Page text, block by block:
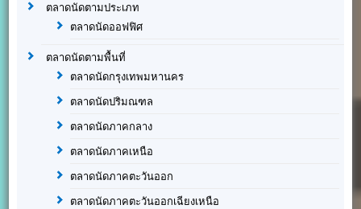
ตลาดนัดตามประเภท
ตลาดนัดออฟฟิศ
ตลาดนัดตามพื้นที่
ตลาดนัดกรุงเทพมหานคร
ตลาดนัดปริมณฑล
ตลาดนัดภาคกลาง
ตลาดนัดภาคเหนือ
ตลาดนัดภาคตะวันออก
ตลาดนัดภาคตะวันออกเฉียงเหนือ